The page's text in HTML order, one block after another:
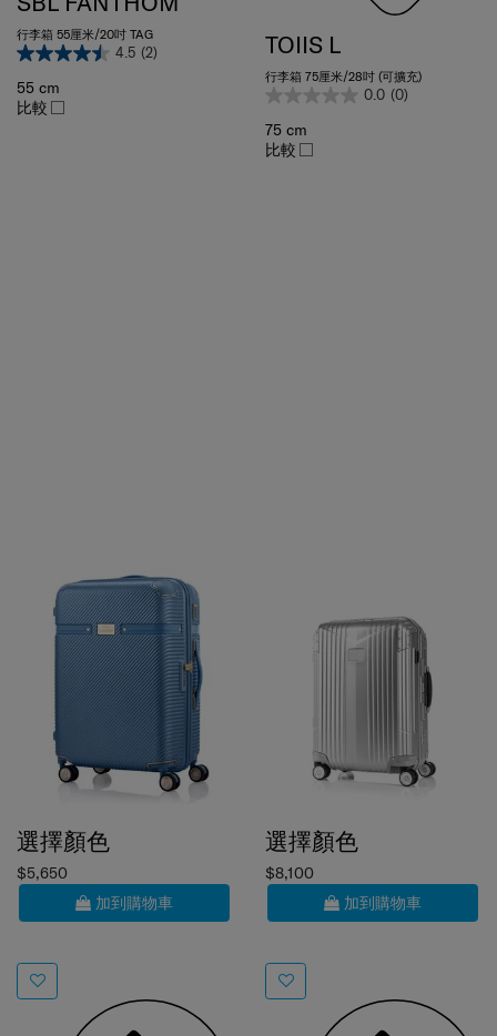
行李箱 55厘米/20吋 TAG
4.5 (2)
55 cm
比較
行李箱 75厘米/28吋 (可擴充)
0.0 (0)
75 cm
比較
$5,650
加到購物車
$8,100
加到購物車